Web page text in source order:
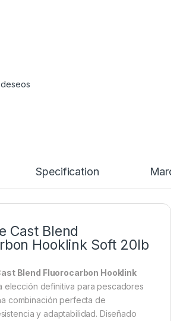
Specification Marca
Cast Blend
Hooklink Soft 20lb
Blend Fluorocarbon Hooklink
elección definitiva para pescadores
combinación perfecta de
y adaptabilidad. Diseñado